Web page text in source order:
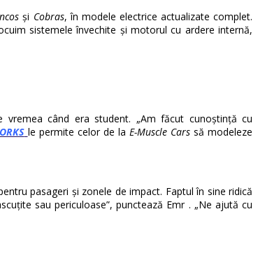
și Cobras, în modele electrice actualizate complet.
sistemele învechite și motorul cu ardere internă,
vremea când era student. „Am făcut cunoștință cu
le permite celor de la E-Muscle Carssă modeleze
pasageri și zonele de impact. Faptul în sine ridică
sau periculoase”, punctează Emr . „Ne ajută cu